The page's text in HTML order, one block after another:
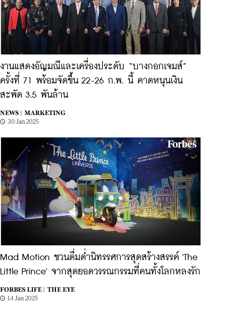
งานแสดงอัญมณีและเครื่องประดับ “บางกอกเจมส์”
ครั้งที่ 71 พร้อมจัดขึ้น 22-26 ก.พ. นี้ คาดหนุนเงิน
สะพัด 3.5 พันล้าน
NEWS |
MARKETING
30 Jan 2025
Mad Motion ชวนดื่มด่ำนิทรรศการสุดสร้างสรรค์ 'The
Little Prince' จากสุดยอดวรรณกรรมที่คนทั้งโลกหลงรัก
FORBES LIFE |
THE EYE
14 Jan 2025